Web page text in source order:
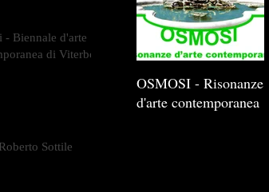
- Biennale d'arte
di Viterbo
Sottile
OSMOSI - Risonanze
d'arte contemporanea